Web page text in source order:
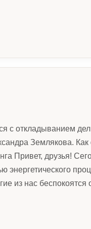
с откладыванием
Землякова. Как
Привет, друзья!
из нас беспокоятся